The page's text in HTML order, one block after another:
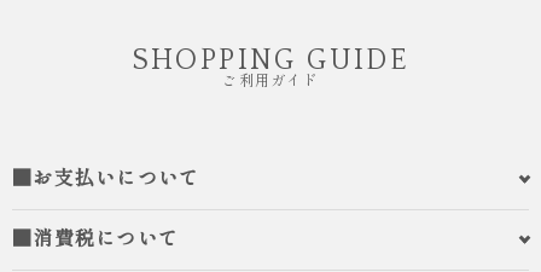
SHOPPING GUIDE
ご利用ガイド
■お支払いについて
■消費税について